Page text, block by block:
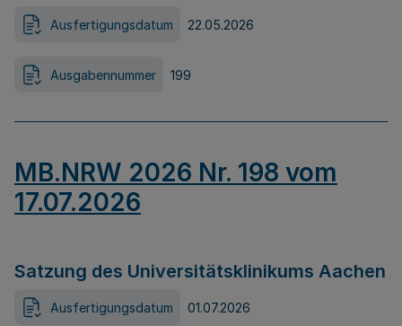
Ausfertigungsdatum 22.05.2026
Ausgabennummer 199
MB.NRW 2026 Nr. 198 vom
17.07.2026
Satzung des Universitätsklinikums Aachen
Ausfertigungsdatum 01.07.2026